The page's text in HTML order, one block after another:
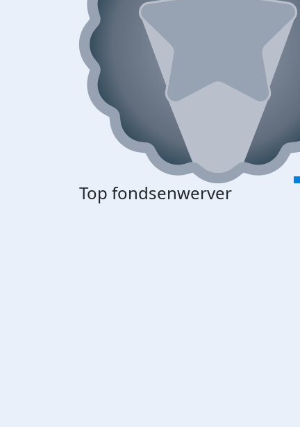
Top fondsenwerver